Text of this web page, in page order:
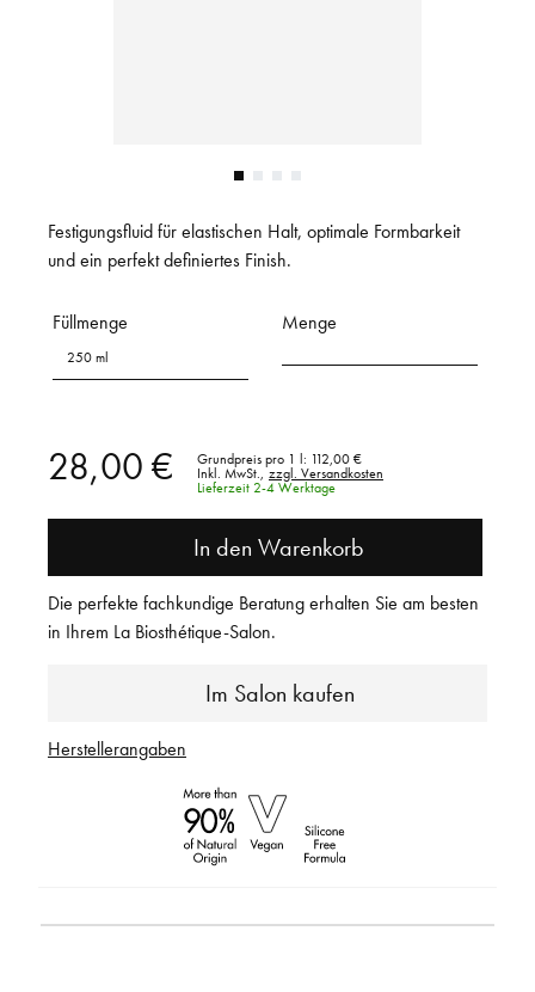
Festigungsfluid für elastischen Halt, optimale Formbarkeit
und ein perfekt definiertes Finish.
Füllmenge
250 ml
Menge
28,00 € Grundpreis pro 1 l: 112,00 €
Inkl. MwSt.,
zzgl. Versandkosten
Lieferzeit 2-4 Werktage
In den Warenkorb
Im Salon kaufen
Die perfekte fachkundige Beratung erhalten Sie am besten
in Ihrem La Biosthétique-Salon.
Herstellerangaben